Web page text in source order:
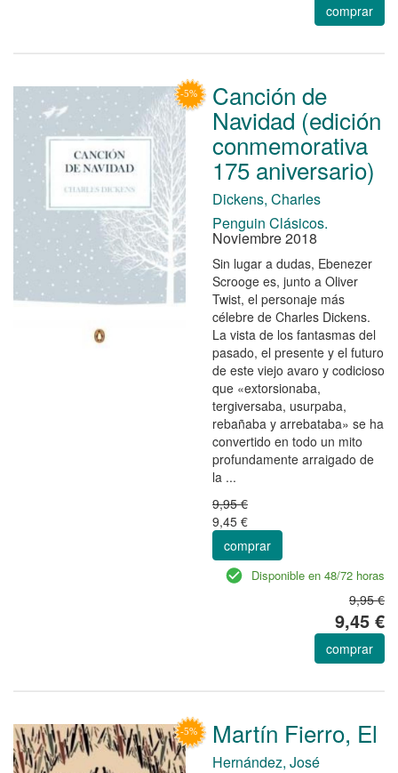
comprar
Canción de
Navidad (edición
conmemorativa
175 aniversario)
Dickens, Charles
Penguin Clásicos.
Noviembre 2018
Sin lugar a dudas, Ebenezer
Scrooge es, junto a Oliver
Twist, el personaje más
célebre de Charles Dickens.
La vista de los fantasmas del
pasado, el presente y el futuro
de este viejo avaro y codicioso
que «extorsionaba,
tergiversaba, usurpaba,
rebañaba y arrebataba» se ha
convertido en todo un mito
profundamente arraigado de
la ...
9,95 €
9,45 €
comprar
Disponible en 48/72 horas
9,95 €
9,45 €
comprar
Martín Fierro, El
Hernández, José